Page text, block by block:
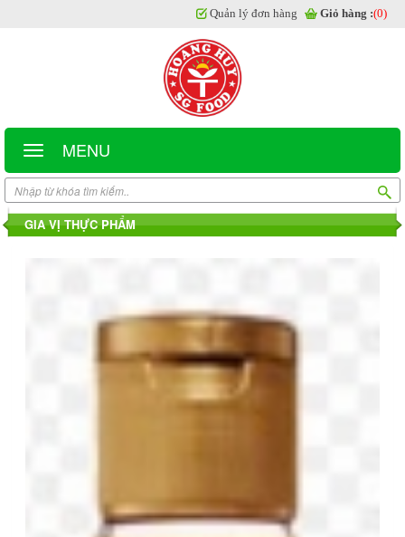
MENU
Quản lý đơn hàng Giỏ hàng :(0)
GIA VỊ THỰC PHẨM